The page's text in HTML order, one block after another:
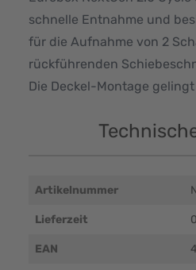
schnelle Entnahme und
für die Aufnahme von 2
rückführenden
Die Deckel-Montage gelingt
Artikelnummer
Lieferzeit 0
EAN